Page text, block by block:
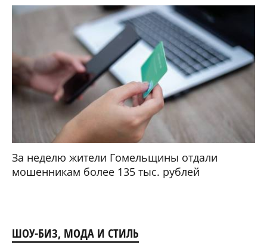
За неделю жители Гомельщины отдали
мошенникам более 135 тыс. рублей
ШОУ-БИЗ, МОДА И СТИЛЬ